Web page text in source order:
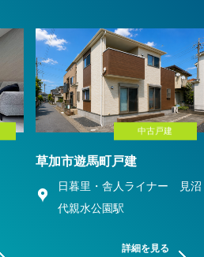
中古戸建
草加市遊馬町戸建
日暮里・舎人ライナー 見沼
代親水公園駅
詳細を見る